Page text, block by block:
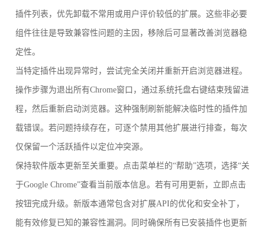
插件列表，优先卸载不常用或用户评价较低的扩展。这些非必要
组件往往是导致兼容性问题的主因，移除后可显著改善浏览器稳
定性。
当特定插件出现异常时，尝试完全关闭并重新开启浏览器进程。
操作步骤为退出所有Chrome窗口，通过系统托盘右键结束残留进
程，然后重新启动浏览器。这种强制刷新能解决临时性的插件加
载错误。若问题持续存在，可逐个禁用其他扩展进行排查，每次
仅保留一个活跃插件以定位冲突源。
保持软件版本更新至关重要。点击菜单栏的“帮助”选项，选择“关
于Google Chrome”查看当前版本信息。若有可用更新，立即点击
按钮完成升级。新版本通常包含对扩展API的优化和安全补丁，
能有效修复已知的兼容性漏洞。同时确保所有已安装插件也更新